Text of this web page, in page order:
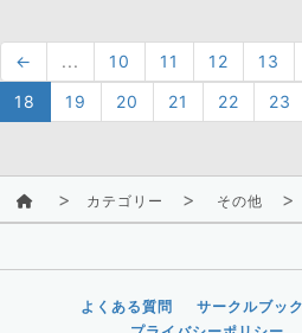
← ... 10 11 12 13
18
19 20 21 22 23
カテゴリー その他
よくある質問 サークルブッ